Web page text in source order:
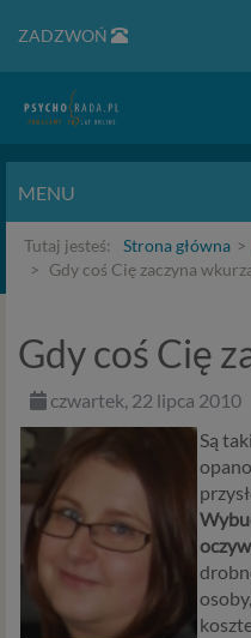
ZADZWOŃ
MENU
Tutaj jesteś: Strona główna
Gdy coś Cię zaczyna
Gdy coś Cię
czwartek, 22 lipca 2010
Są